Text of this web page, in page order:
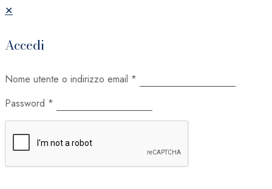
✕
Accedi
Nome utente o indirizzo email *
Password *